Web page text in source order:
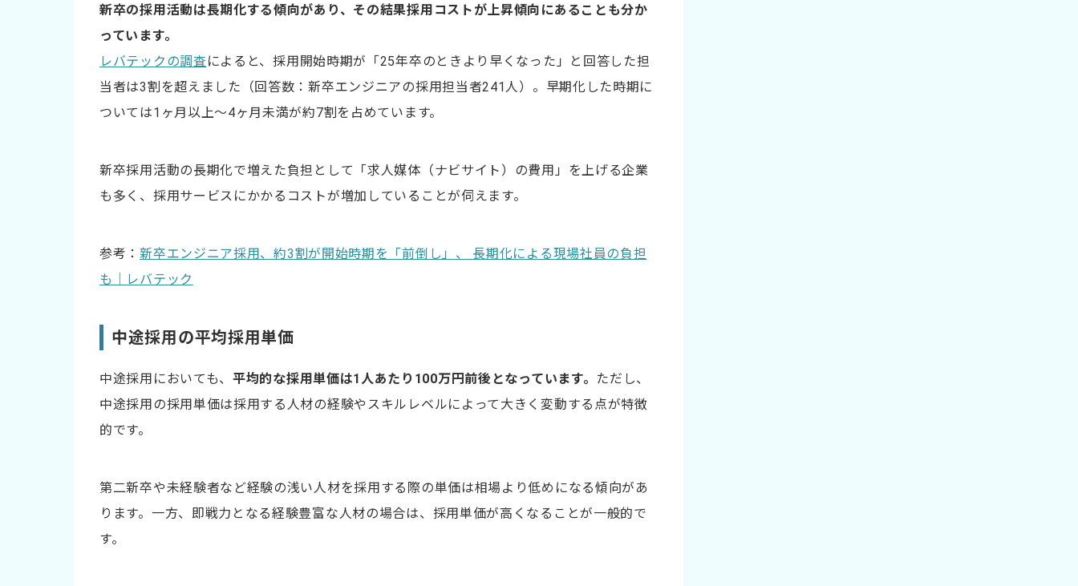
採用単価に関するよくある質問
Q.中途採用にかかる平均的な採用単価は？
Q.新卒採用にかかる平均的な採用単価は？
Q.業種別の採用コストは？
新卒の採用活動は長期化する傾向があり、その結果採用コストが上昇傾向にあることも分か
っています。
レバテックの調査によると、採用開始時期が「25年卒のときより早くなった」と回答した担
当者は3割を超えました（回答数：新卒エンジニアの採用担当者241人）。早期化した時期に
ついては1ヶ月以上～4ヶ月未満が約7割を占めています。
新卒採用活動の長期化で増えた負担として「求人媒体（ナビサイト）の費用」を上げる企業
も多く、採用サービスにかかるコストが増加していることが伺えます。
参考：新卒エンジニア採用、約3割が開始時期を「前倒し」、 長期化による現場社員の負担
も｜レバテック
中途採用の平均採用単価
中途採用においても、 平均的な採用単価は1人あたり100万円前後となっています。 ただし、
中途採用の採用単価は採用する人材の経験やスキルレベルによって大きく変動する点が特徴
的です。
第二新卒や未経験者など経験の浅い人材を採用する際の単価は相場より低めになる傾向があ
ります。一方、即戦力となる経験豊富な人材の場合は、採用単価が高くなることが一般的で
す。